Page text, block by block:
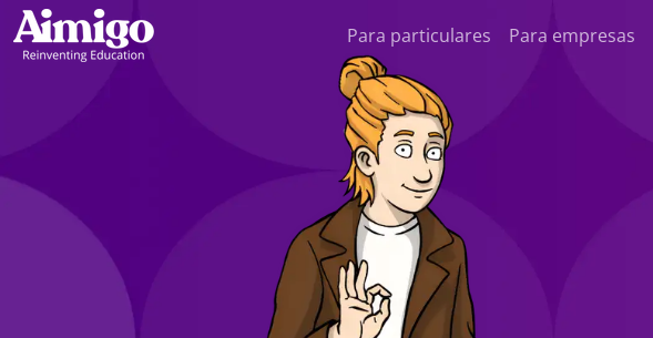
Para particulares Para empresas